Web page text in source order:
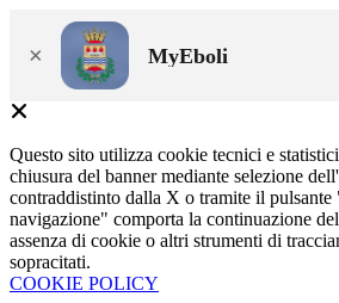
× MyEboli
Questo sito utilizza cookie tecnici e
chiusura del banner mediante selezione
contraddistinto dalla X o tramite il pulsante
navigazione" comporta la continuazione
assenza di cookie o altri strumenti di
sopracitati.
COOKIE POLICY